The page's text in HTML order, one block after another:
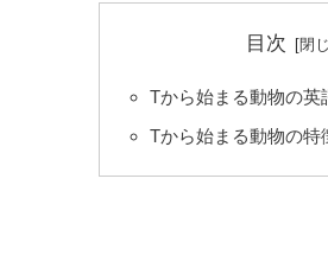
目次
Tから始まる動物の英
Tから始まる動物の特